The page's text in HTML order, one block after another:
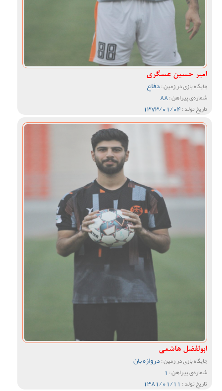
امیر حسین عسگری
جایگاه بازی در زمین :دفاع
شماره‌ی پیراهن :88
تاریخ تولد :1373/01/04
ابولفضل هاشمی
جایگاه بازی در زمین :دروازه بان
شماره‌ی پیراهن : 1
تاریخ تولد : 1381/01/11